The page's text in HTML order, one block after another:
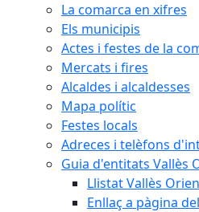
La comarca en xifres
Els municipis
Actes i festes de la
Mercats i fires
Alcaldes i alcaldesses
Mapa polític
Festes locals
Adreces i telèfons
Guia d'entitats Vallès
Llistat Vallès
Enllaç a pàgina